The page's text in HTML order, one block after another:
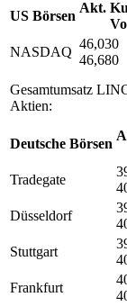
US Börsen
Akt.
NASDAQ
46,030
46,680
Gesamtumsatz
Aktien:
Deutsche Börsen
Tradegate
Düsseldorf
Stuttgart
Frankfurt